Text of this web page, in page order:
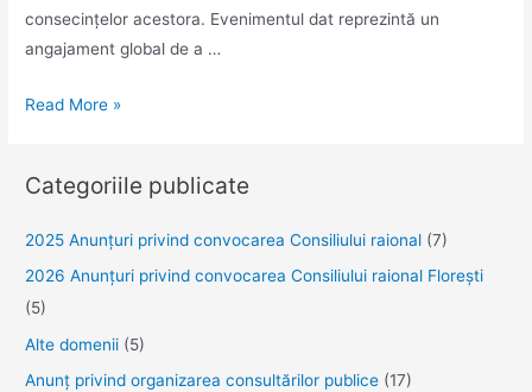
consecințelor acestora. Evenimentul dat reprezintă un
angajament global de a …
Ziua
Prevenire
Suicidului
–
10
septembrie
2024,
Read More »
Categoriile publicate
2025 Anunţuri privind convocarea Consiliului raional (7)
2026 Anunțuri privind convocarea Consiliului raional Florești
(5)
Alte domenii (5)
Anunţ privind organizarea consultărilor publice (17)